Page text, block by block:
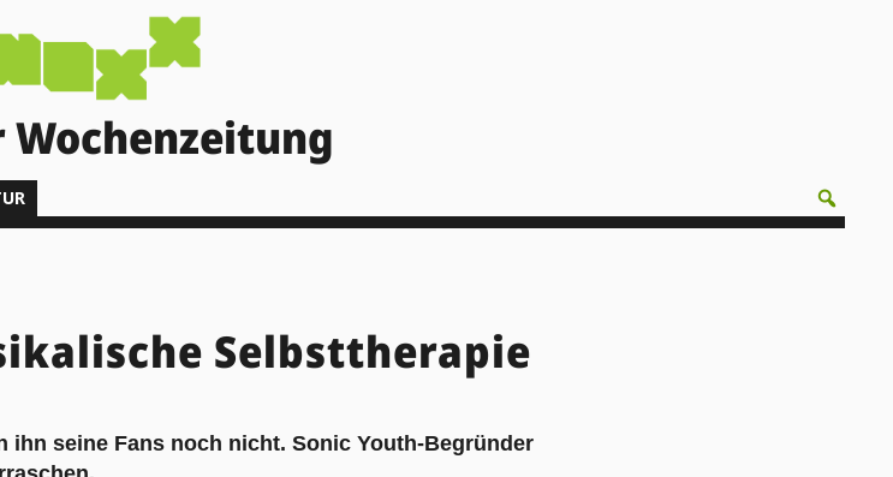
Wochenzeitung
Selbsttherapie
ihn seine Fans noch nicht. Sonic Youth-Begründer